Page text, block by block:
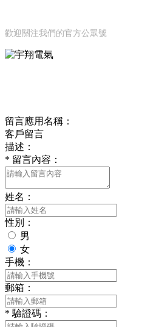
歡迎關注我們的官方公眾號
留言應用名稱：
客戶留言
描述：
* 留言內容：
姓名：
性別：
男
女
手機：
郵箱：
* 驗證碼：